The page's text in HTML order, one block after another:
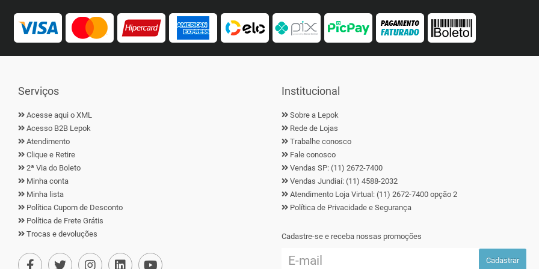
Serviços
Acesse aqui o XML
Acesso B2B Lepok
Atendimento
Clique e Retire
2ª Via do Boleto
Minha conta
Minha lista
Política Cupom de Desconto
Política de Frete Grátis
Trocas e devoluções
Institucional
Sobre a Lepok
Rede de Lojas
Trabalhe conosco
Fale conosco
Vendas SP: (11) 2672-7400
Vendas Jundiaí: (11) 4588-2032
Atendimento Loja Virtual: (11) 2672-7400 opção 2
Política de Privacidade e Segurança
Cadastre-se e receba nossas promoções
Cadastrar